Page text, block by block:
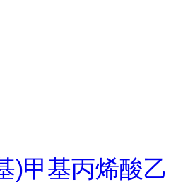
)甲基丙烯酸乙